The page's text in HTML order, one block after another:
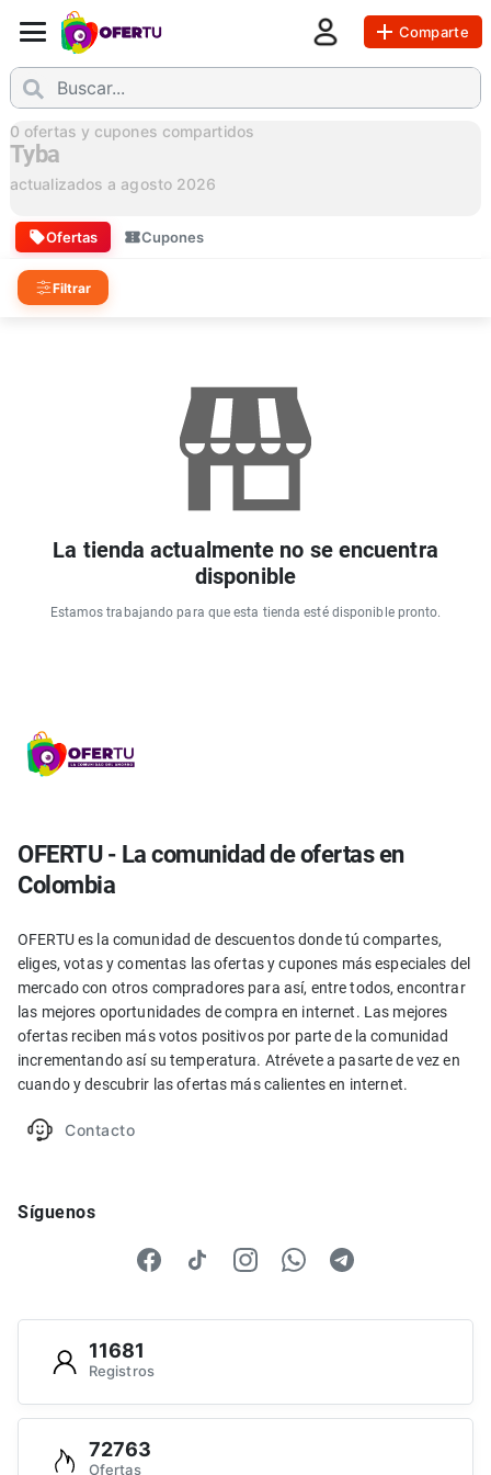
Comparte
0 ofertas y cupones compartidos
Tyba
actualizados a agosto 2026
Ofertas Cupones
Filtrar
La tienda actualmente no se encuentra
disponible
Estamos trabajando para que esta tienda esté disponible pronto.
OFERTU - La comunidad de ofertas en
Colombia
OFERTU es la comunidad de descuentos donde tú compartes,
eliges, votas y comentas las ofertas y cupones más especiales del
mercado con otros compradores para así, entre todos, encontrar
las mejores oportunidades de compra en internet. Las mejores
ofertas reciben más votos positivos por parte de la comunidad
incrementando así su temperatura. Atrévete a pasarte de vez en
cuando y descubrir las ofertas más calientes en internet.
Contacto
Síguenos
11681
Registros
72763
Ofertas